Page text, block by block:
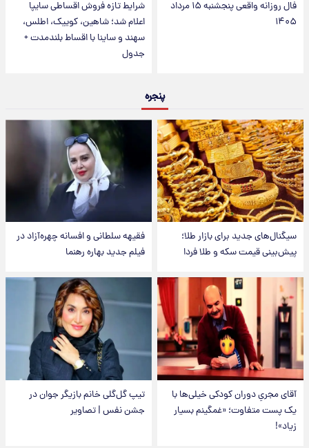
فال روزانه واقعی پنجشنبه ۱۵ مرداد
۱۴۰۵
شرایط تازه فروش اقساطی سایپا
اعلام شد؛ شاهین، کوییک، اطلس،
سهند و ساینا با اقساط بلندمدت +
جدول
پنجره
سیگنال‌های جدید برای بازار طلا؛
پیش‌بینی قیمت سکه و طلا فردا
فقیهه سلطانی و افسانه چهره‌آزاد در
فیلم جدید بهاره رهنما
آقای مجریِ دوران کودکی خیلی‌ها با
یک پست متفاوت؛ «غمگینم بسیار
زیاد»!
تیپ گل‌گلی خانم بازیگر جوان در
جشن نفس | تصاویر